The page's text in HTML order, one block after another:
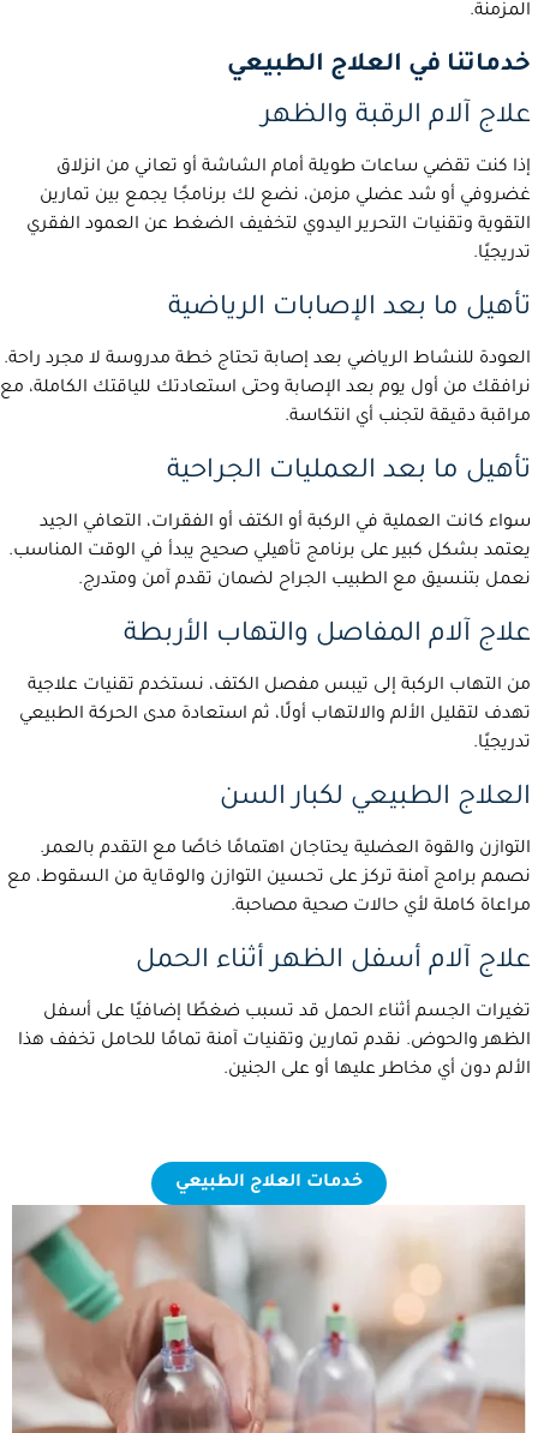
المزمنة.
خدماتنا في العلاج الطبيعي
علاج آلام الرقبة والظهر
إذا كنت تقضي ساعات طويلة أمام الشاشة أو تعاني من انزلاق
غضروفي أو شد عضلي مزمن، نضع لك برنامجًا يجمع بين تمارين
التقوية وتقنيات التحرير اليدوي لتخفيف الضغط عن العمود الفقري
تدريجيًا.
تأهيل ما بعد الإصابات الرياضية
العودة للنشاط الرياضي بعد إصابة تحتاج خطة مدروسة لا مجرد راحة.
نرافقك من أول يوم بعد الإصابة وحتى استعادتك للياقتك الكاملة، مع
مراقبة دقيقة لتجنب أي انتكاسة.
تأهيل ما بعد العمليات الجراحية
سواء كانت العملية في الركبة أو الكتف أو الفقرات، التعافي الجيد
يعتمد بشكل كبير على برنامج تأهيلي صحيح يبدأ في الوقت المناسب.
نعمل بتنسيق مع الطبيب الجراح لضمان تقدم آمن ومتدرج.
علاج آلام المفاصل والتهاب الأربطة
من التهاب الركبة إلى تيبس مفصل الكتف، نستخدم تقنيات علاجية
تهدف لتقليل الألم والالتهاب أولًا، ثم استعادة مدى الحركة الطبيعي
تدريجيًا.
العلاج الطبيعي لكبار السن
التوازن والقوة العضلية يحتاجان اهتمامًا خاصًا مع التقدم بالعمر.
نصمم برامج آمنة تركز على تحسين التوازن والوقاية من السقوط، مع
مراعاة كاملة لأي حالات صحية مصاحبة.
علاج آلام أسفل الظهر أثناء الحمل
تغيرات الجسم أثناء الحمل قد تسبب ضغطًا إضافيًا على أسفل
الظهر والحوض. نقدم تمارين وتقنيات آمنة تمامًا للحامل تخفف هذا
الألم دون أي مخاطر عليها أو على الجنين.
خدمات العلاج الطبيعي